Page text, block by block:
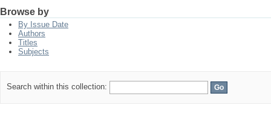
Browse by
By Issue Date
Authors
Titles
Subjects
Search within this collection: